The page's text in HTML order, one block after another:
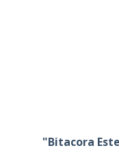
"Bitacora